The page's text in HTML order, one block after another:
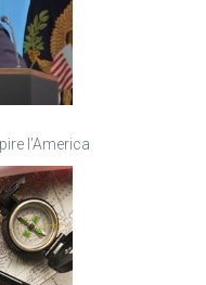
l’America